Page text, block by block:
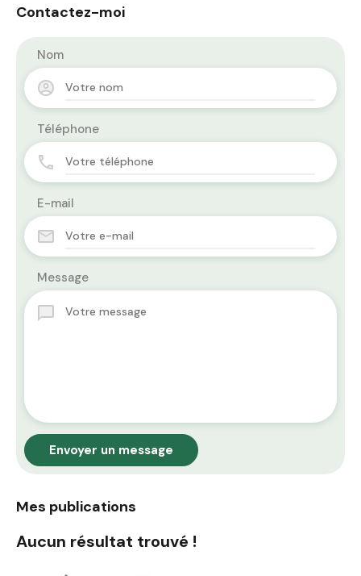
Contactez-moi
Nom
Téléphone
E-mail
Message
Envoyer un message
Mes publications
Aucun résultat trouvé !